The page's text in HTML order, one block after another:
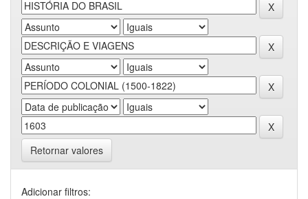
Retornar valores
Adicionar filtros: